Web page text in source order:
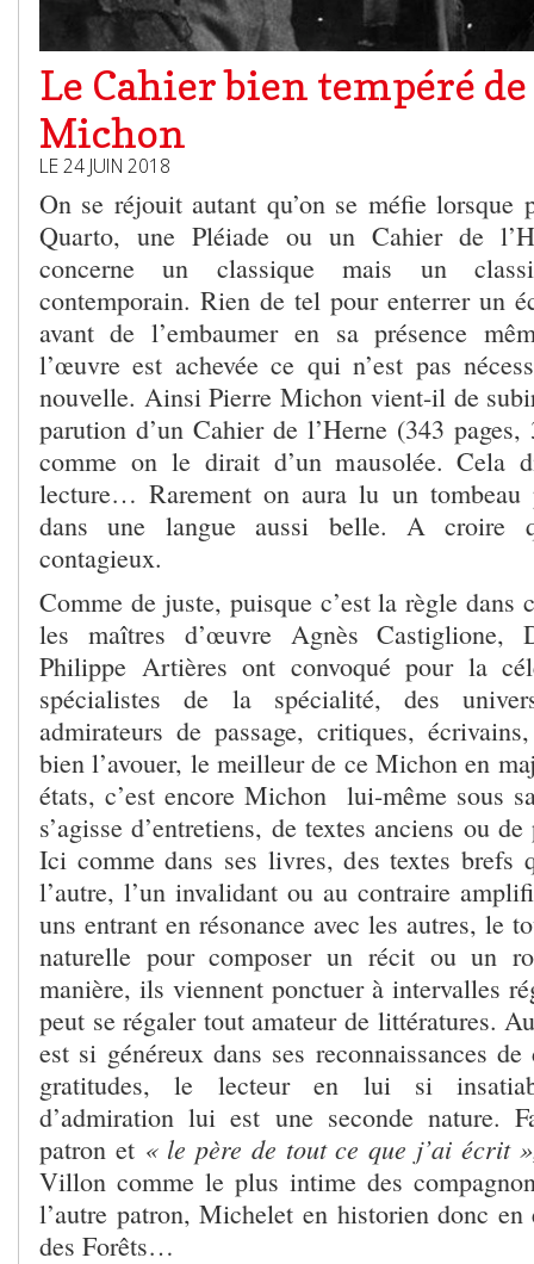
Le Cahier bien tempéré
Michon
LE 24 JUIN 2018
On se réjouit autant qu’on se méfie lorsque
Quarto, une Pléiade ou un Cahier de
concerne un classique mais un
contemporain. Rien de tel pour enterrer un
avant de l’embaumer en sa présence
l’œuvre est achevée ce qui n’est pas
nouvelle. Ainsi Pierre Michon vient-il de
parution d’un Cahier de l’Herne (343
comme on le dirait d’un mausolée. Cela
lecture… Rarement on aura lu un
dans une langue aussi belle. A croire
contagieux.
Comme de juste, puisque c’est la règle dans
les maîtres d’œuvre Agnès Castiglione,
Philippe Artières ont convoqué pour la
spécialistes de la spécialité, des
admirateurs de passage, critiques,
bien l’avouer, le meilleur de ce Michon en
états, c’est encore Michon lui-même sous
s’agisse d’entretiens, de textes anciens ou
Ici comme dans ses livres, des textes brefs
l’autre, l’un invalidant ou au contraire
uns entrant en résonance avec les autres, le
naturelle pour composer un récit ou un
manière, ils viennent ponctuer à intervalles
peut se régaler tout amateur de littératures.
est si généreux dans ses reconnaissances
gratitudes, le lecteur en lui si
d’admiration lui est une seconde nature.
patron et « le père de tout ce que j’ai écrit
Villon comme le plus intime des
l’autre patron, Michelet en historien donc
des Forêts…